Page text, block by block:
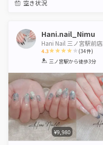
空き状況
Hani.nail_Nimu
Hani Nail 三ノ宮駅前店
4.3
1 2 3 4 5
(34件)
三ノ宮駅から徒歩3分
¥9,980